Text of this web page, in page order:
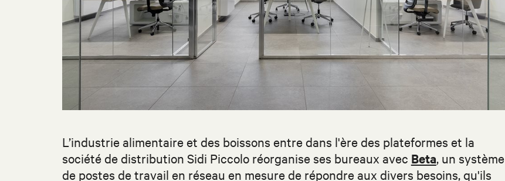
L’industrie alimentaire et des boissons entre dans l'ère des plateformes et la
société de distribution Sidi Piccolo réorganise ses bureaux avec Beta, un système
de postes de travail en réseau en mesure de répondre aux divers besoins, qu'ils